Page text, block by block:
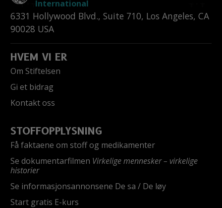
International
6331 Hollywood Blvd., Suite 710, Los Angeles, CA
90028 USA
HVEM VI ER
Om Stiftelsen
Gi et bidrag
Kontakt oss
STOFFOPPLYSNING
Få faktaene om stoff og medikamenter
Se dokumentarfilmen Virkelige mennesker – virkelige
historier
Se informasjonsannonsene De sa / De løy
Start gratis E-kurs